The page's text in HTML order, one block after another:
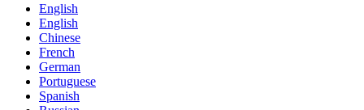
English
English
Chinese
French
German
Portuguese
Spanish